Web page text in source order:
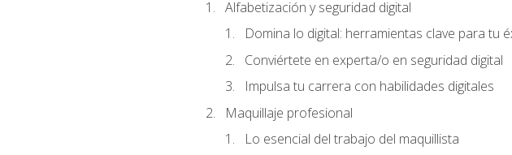
Alfabetización y seguridad digital
Domina lo digital: herramientas clave para tu
Conviértete en experta/o en seguridad digital
Impulsa tu carrera con habilidades digitales
Maquillaje profesional
Lo esencial del trabajo del maquillista